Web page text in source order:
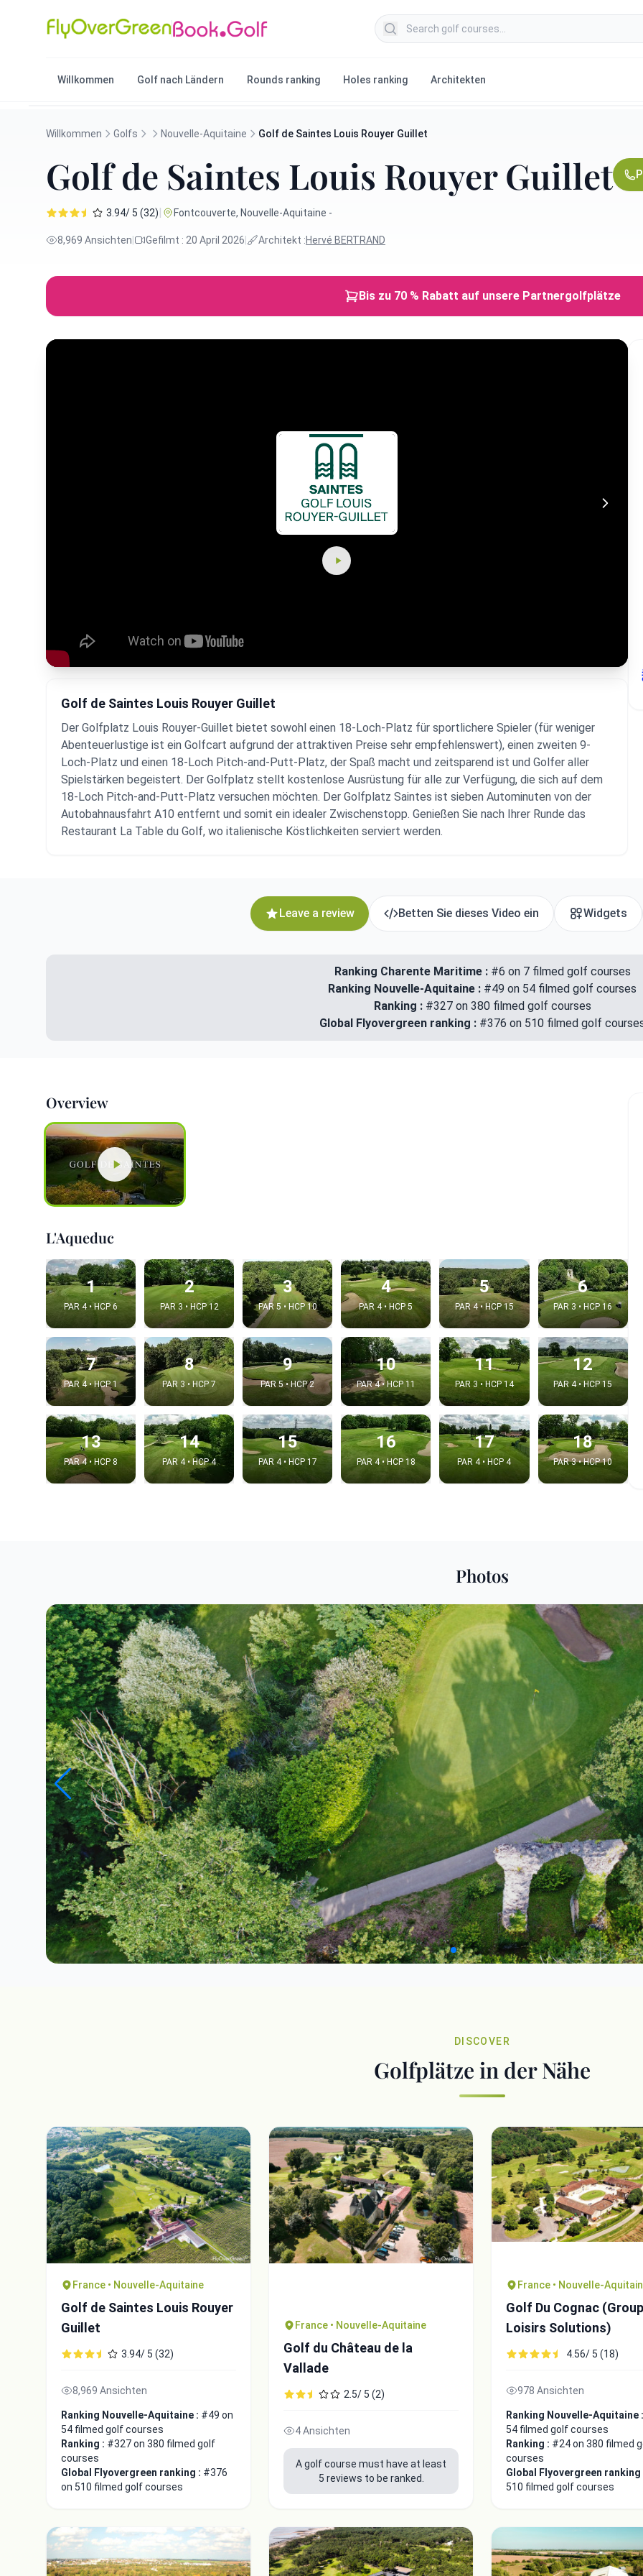
Search golf courses
Willkommen Golf nach Ländern Rounds ranking Holes ranking Architekten
Willkommen Golfs Nouvelle-Aquitaine Golf de Saintes Louis Rouyer Guillet
Golf de Saintes Louis Rouyer Guillet
3.94/ 5 (32)| Fontcouverte, Nouvelle-Aquitaine -
8,969 Ansichten Gefilmt : 20 April 2026 Architekt :Hervé BERTRAND
Bis zu 70 % Rabatt auf unsere Partnergolfplätze
Golf de Saintes Louis Rouyer Guillet
Der Golfplatz Louis Rouyer-Guillet bietet sowohl einen 18-Loch-Platz für sportlichere Spieler (für weniger
Abenteuerlustige ist ein Golfcart aufgrund der attraktiven Preise sehr empfehlenswert), einen zweiten 9-
Loch-Platz und einen 18-Loch Pitch-and-Putt-Platz, der Spaß macht und zeitsparend ist und Golfer aller
Spielstärken begeistert. Der Golfplatz stellt kostenlose Ausrüstung für alle zur Verfügung, die sich auf dem
18-Loch Pitch-and-Putt-Platz versuchen möchten. Der Golfplatz Saintes ist sieben Autominuten von der
Autobahnausfahrt A10 entfernt und somit ein idealer Zwischenstopp. Genießen Sie nach Ihrer Runde das
Restaurant La Table du Golf, wo italienische Köstlichkeiten serviert werden.
Leave a review Betten Sie dieses Video ein Widgets
Ranking Charente Maritime :#6 on 7 filmed golf courses
Ranking Nouvelle-Aquitaine : #49 on 54 filmed golf courses
Ranking : #327 on 380 filmed golf courses
Global Flyovergreen ranking : #376 on 510 filmed golf
Overview
L'Aqueduc
1
PAR 4 • HCP 6
2
PAR 3 • HCP 12
3
PAR 5 • HCP 10
4
PAR 4 • HCP 5
5
PAR 4 • HCP 15
6
PAR 3 • HCP 16
7
PAR 4 • HCP 1
8
PAR 3 • HCP 7
9
PAR 5 • HCP 2
10
PAR 4 • HCP 11
11
PAR 3 • HCP 14
12
PAR 4 • HCP 15
13
PAR 4 • HCP 8
14
PAR 4 • HCP 4
15
PAR 4 • HCP 17
16
PAR 4 • HCP 18
17
PAR 4 • HCP 4
18
PAR 3 • HCP 10
Photos
DISCOVER
Golfplätze in der Nähe
France • Nouvelle-Aquitaine
Golf de Saintes Louis Rouyer
Guillet
3.94/ 5 (32)
8,969 Ansichten
Ranking Nouvelle-Aquitaine : #49 on
54 filmed golf courses
Ranking : #327 on 380 filmed golf
courses
Global Flyovergreen ranking : #376
on 510 filmed golf courses
France • Nouvelle-Aquitaine
Golf du Château de la
Vallade
2.5/ 5 (2)
4 Ansichten
A golf course must have at least
5 reviews to be ranked.
France • Nouvelle-
Golf Du Cognac
Loisirs Solutions)
4.56/ 5 (18)
978 Ansichten
Ranking Nouvelle-Aquitaine
54 filmed golf courses
Ranking : #24 on 380 filmed
courses
Global Flyovergreen
510 filmed golf courses
Embed code